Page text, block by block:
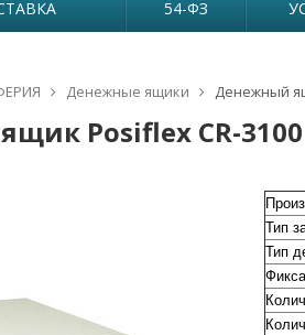
54-ФЗ
Денежные ящики Денежный
Posiflex CR-3100
Тип
Тип